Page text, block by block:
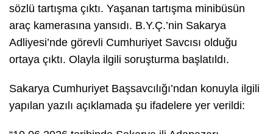
sözlü tartışma çıktı. Yaşanan tartışma minibüsün
araç kamerasına yansıdı. B.Y.Ç.’nin Sakarya
Adliyesi’nde görevli Cumhuriyet Savcısı olduğu
ortaya çıktı. Olayla ilgili soruşturma başlatıldı.
Sakarya Cumhuriyet Başsavcılığı’ndan konuyla ilgili
yapılan yazılı açıklamada şu ifadelere yer verildi: